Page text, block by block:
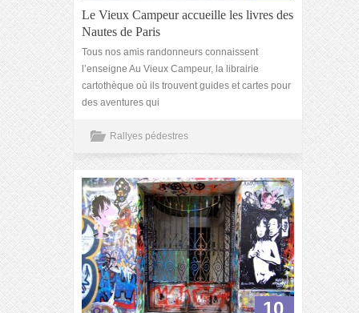
Le Vieux Campeur accueille les livres des
Nautes de Paris
Tous nos amis randonneurs connaissent
l’enseigne Au Vieux Campeur, la librairie
cartothèque où ils trouvent guides et cartes pour
des aventures qui
Rallyes pédestres
10